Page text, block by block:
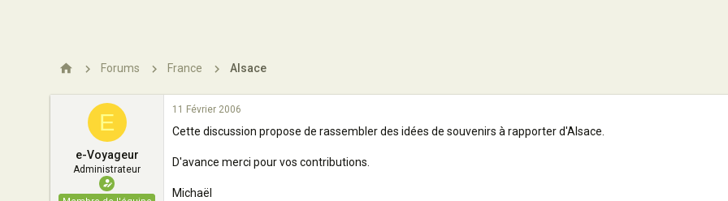
n
Forums France Alsace
E
e-Voyageur
Administrateur
11 Février 2006
Cette discussion propose de rassembler des idées de souvenirs à rapporter d'Alsace.
D'avance merci pour vos contributions.
Michaël